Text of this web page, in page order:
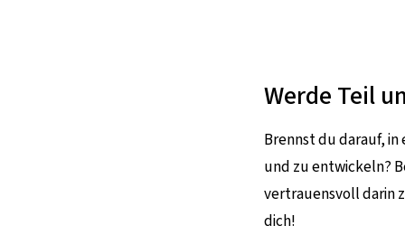
Werde Teil
Brennst du darauf,
und zu entwickeln?
vertrauensvoll darin
dich!